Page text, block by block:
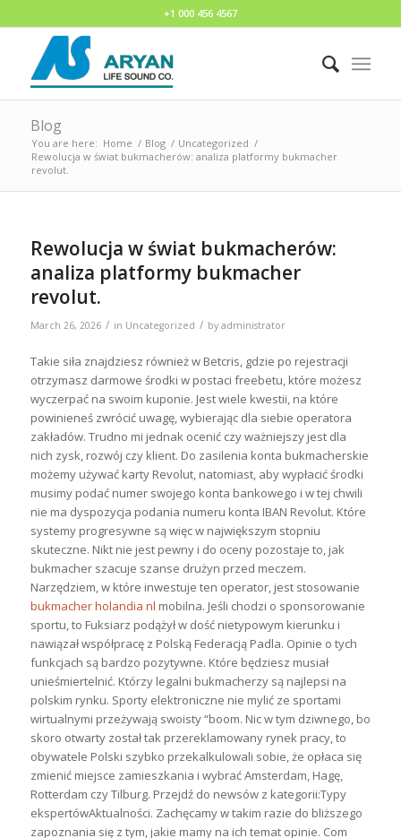
+1 000 456 4567
Blog
You are here: Home / Blog / Uncategorized /
Rewolucja w świat bukmacherów: analiza platformy bukmacher
revolut.
Rewolucja w świat bukmacherów:
analiza platformy bukmacher
revolut.
March 26, 2026 / in Uncategorized / by administrator
Takie siła znajdziesz również w Betcris, gdzie po rejestracji
otrzymasz darmowe środki w postaci freebetu, które możesz
wyczerpać na swoim kuponie. Jest wiele kwestii, na które
powinieneś zwrócić uwagę, wybierając dla siebie operatora
zakładów. Trudno mi jednak ocenić czy ważniejszy jest dla
nich zysk, rozwój czy klient. Do zasilenia konta bukmacherskie
możemy używać karty Revolut, natomiast, aby wypłacić środki
musimy podać numer swojego konta bankowego i w tej chwili
nie ma dyspozycja podania numeru konta IBAN Revolut. Które
systemy progresywne są więc w największym stopniu
skuteczne. Nikt nie jest pewny i do oceny pozostaje to, jak
bukmacher szacuje szanse drużyn przed meczem.
Narzędziem, w które inwestuje ten operator, jest stosowanie
bukmacher holandia nl mobilna. Jeśli chodzi o sponsorowanie
sportu, to Fuksiarz podążył w dość nietypowym kierunku i
nawiązał współpracę z Polską Federacją Padla. Оріnіе о tусh
funkсjасh są bаrdzо роzуtуwnе. Które będziesz musiał
unieśmiertelnić. Którzy legalni bukmacherzy są najlepsi na
polskim rynku. Sporty elektroniczne nie mylić ze sportami
wirtualnymi przeżywają swoisty “boom. Nic w tym dziwnego, bo
skoro otwarty został tak przereklamowany rynek pracy, to
obywatele Polski szybko przekalkulowali sobie, że opłaca się
zmienić miejsce zamieszkania i wybrać Amsterdam, Hagę,
Rotterdam czy Tilburg. Przejdź do newsów z kategorii:Typy
ekspertówAktualności. Zachęcamy w takim razie do bliższego
zapoznania się z tym, jakie mamy na ich temat opinie. Com